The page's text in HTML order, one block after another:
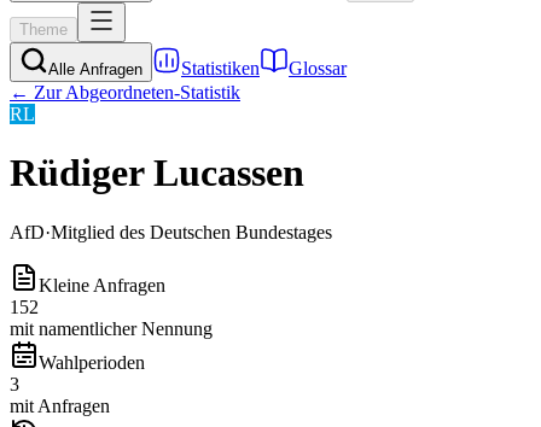
Theme
Alle Anfragen Statistiken
Glossar
← Zur Abgeordneten-Statistik
RL
Rüdiger Lucassen
AfD·Mitglied des Deutschen Bundestages
Kleine Anfragen
152
mit namentlicher Nennung
Wahlperioden
3
mit Anfragen